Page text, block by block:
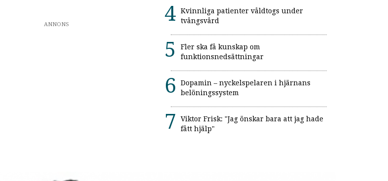
ANNONS
Kvinnliga patienter våldtogs under
tvångsvård
Fler ska få kunskap om
funktionsnedsättningar
Dopamin – nyckelspelaren i hjärnans
belöningssystem
Viktor Frisk: "Jag önskar bara att jag hade
fått hjälp"